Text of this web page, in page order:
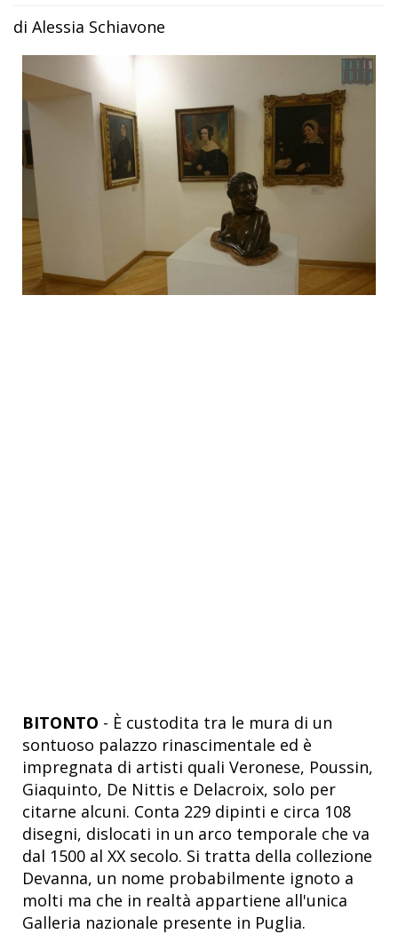
di Alessia Schiavone
BITONTO - È custodita tra le mura di un
sontuoso palazzo rinascimentale ed è
impregnata di artisti quali Veronese, Poussin,
Giaquinto, De Nittis e Delacroix, solo per
citarne alcuni. Conta 229 dipinti e circa 108
disegni, dislocati in un arco temporale che va
dal 1500 al XX secolo. Si tratta della collezione
Devanna, un nome probabilmente ignoto a
molti ma che in realtà appartiene all'unica
Galleria nazionale presente in Puglia.